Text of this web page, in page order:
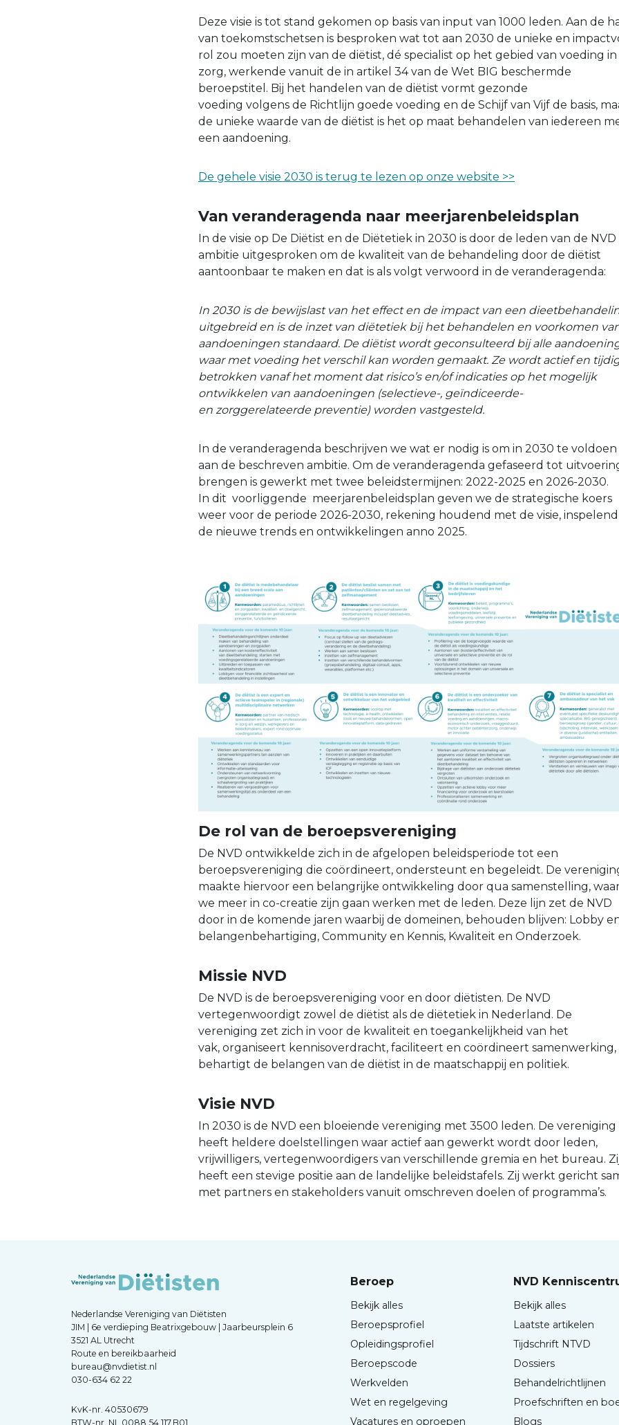
Deze visie is tot stand gekomen op basis van input van 1000 leden. Aan de
van toekomstschetsen is besproken wat tot aan 2030 de unieke en
rol zou moeten zijn van de diëtist, dé specialist op het gebied van voeding
zorg, werkende vanuit de in artikel 34 van de Wet BIG beschermde
beroepstitel. Bij het handelen van de diëtist vormt gezonde
voeding volgens de Richtlijn goede voeding en de Schijf van Vijf de basis,
de unieke waarde van de diëtist is het op maat behandelen van iedereen
een aandoening.
De gehele visie 2030 is terug te lezen op onze website >>
Van veranderagenda naar meerjarenbeleidsplan
In de visie op De Diëtist en de Diëtetiek in 2030 is door de leden van de NVD
ambitie uitgesproken om de kwaliteit van de behandeling door de diëtist
aantoonbaar te maken en dat is als volgt verwoord in de veranderagenda:
In 2030 is de bewijslast van het effect en de impact van een
uitgebreid en is de inzet van diëtetiek bij het behandelen en voorkomen
aandoeningen standaard. De diëtist wordt geconsulteerd bij alle
waar met voeding het verschil kan worden gemaakt. Ze wordt actief en
betrokken vanaf het moment dat risico’s en/of indicaties op het mogelijk
ontwikkelen van aandoeningen (selectieve-, geïndiceerde-
en zorggerelateerde preventie) worden vastgesteld.
In de veranderagenda beschrijven we wat er nodig is om in 2030 te voldoen
aan de beschreven ambitie. Om de veranderagenda gefaseerd tot
brengen is gewerkt met twee beleidstermijnen: 2022-2025 en 2026-2030.
In dit voorliggende meerjarenbeleidsplan geven we de strategische koers
weer voor de periode 2026-2030, rekening houdend met de visie,
de nieuwe trends en ontwikkelingen anno 2025.
De rol van de beroepsvereniging
De NVD ontwikkelde zich in de afgelopen beleidsperiode tot een
beroepsvereniging die coördineert, ondersteunt en begeleidt. De
maakte hiervoor een belangrijke ontwikkeling door qua samenstelling,
we meer in co-creatie zijn gaan werken met de leden. Deze lijn zet de NVD
door in de komende jaren waarbij de domeinen, behouden blijven: Lobby
belangenbehartiging, Community en Kennis, Kwaliteit en Onderzoek.
Missie NVD
De NVD is de beroepsvereniging voor en door diëtisten. De NVD
vertegenwoordigt zowel de diëtist als de diëtetiek in Nederland. De
vereniging zet zich in voor de kwaliteit en toegankelijkheid van het
vak, organiseert kennisoverdracht, faciliteert en coördineert samenwerking,
behartigt de belangen van de diëtist in de maatschappij en politiek.
Visie NVD
In 2030 is de NVD een bloeiende vereniging met 3500 leden. De vereniging
heeft heldere doelstellingen waar actief aan gewerkt wordt door leden,
vrijwilligers, vertegenwoordigers van verschillende gremia en het bureau.
heeft een stevige positie aan de landelijke beleidstafels. Zij werkt gericht
met partners en stakeholders vanuit omschreven doelen of programma’s.
Nederlandse Vereniging van Diëtisten
JIM | 6e verdieping Beatrixgebouw | Jaarbeursplein 6
3521 AL Utrecht
Route en bereikbaarheid
bureau@nvdietist.nl
030-634 62 22
KvK-nr. 40530679
BTW-nr. NL.0088.54.117.B01
Beroep
Bekijk alles
Beroepsprofiel
Opleidingsprofiel
Beroepscode
Werkvelden
Wet en regelgeving
Vacatures en oproepen
NVD
Bekijk alles
Laatste artikelen
Tijdschrift NTVD
Dossiers
Behandelrichtlijnen
Proefschriften en
Blogs